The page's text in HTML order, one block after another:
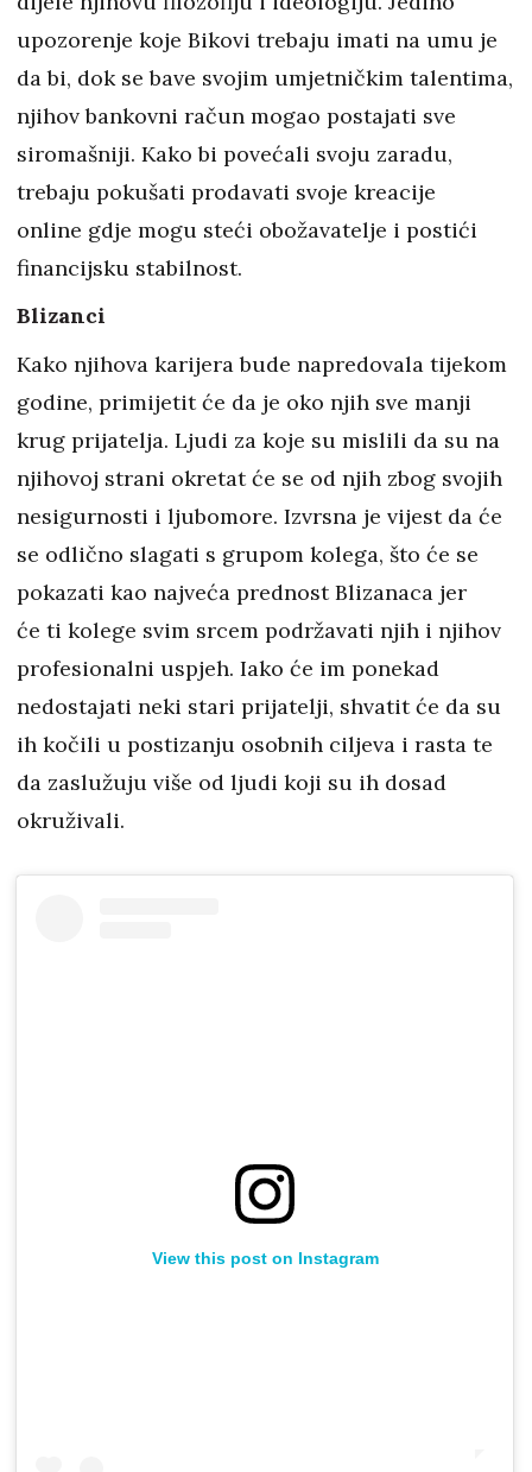
upozorenje koje Bikovi trebaju imati na umu je
da bi, dok se bave svojim umjetničkim talentima,
njihov bankovni račun mogao postajati sve
siromašniji. Kako bi povećali svoju zaradu,
trebaju pokušati prodavati svoje kreacije
online gdje mogu steći obožavatelje i postići
financijsku stabilnost.
Blizanci
Kako njihova karijera bude napredovala tijekom
godine, primijetit će da je oko njih sve manji
krug prijatelja. Ljudi za koje su mislili da su na
njihovoj strani okretat će se od njih zbog svojih
nesigurnosti i ljubomore. Izvrsna je vijest da će
se odlično slagati s grupom kolega, što će se
pokazati kao najveća prednost Blizanaca jer
će ti kolege svim srcem podržavati njih i njihov
profesionalni uspjeh. Iako će im ponekad
nedostajati neki stari prijatelji, shvatit će da su
ih kočili u postizanju osobnih ciljeva i rasta te
da zaslužuju više od ljudi koji su ih dosad
okruživali.
View this post on Instagram